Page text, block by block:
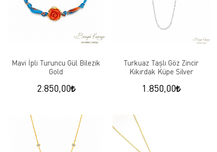
Mavi İpli Turuncu Gül Bilezik
Gold
2.850,00
Turkuaz Taşlı Göz Zincir
Kıkırdak Küpe Silver
1.850,00